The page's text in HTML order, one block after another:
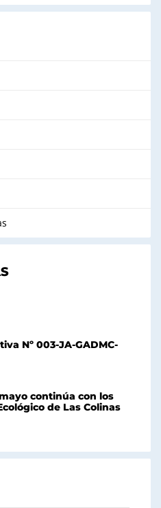
Nº 003-JA-GADMC-
continúa con los
de Las Colinas